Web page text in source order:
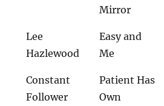
Mirror
Lee
Hazlewood
Easy and
Me
Constant
Follower
Patient Has
Own